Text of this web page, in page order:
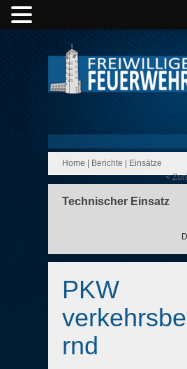
Home Berichte
Einsätze
<
Technischer Einsatz
PKW
rnd